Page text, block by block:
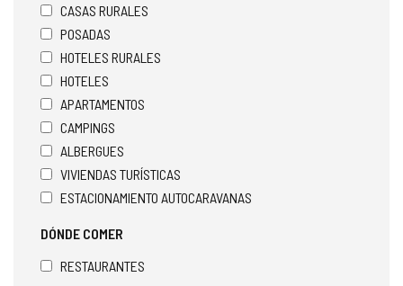
CASAS RURALES
POSADAS
HOTELES RURALES
HOTELES
APARTAMENTOS
CAMPINGS
ALBERGUES
VIVIENDAS TURÍSTICAS
ESTACIONAMIENTO AUTOCARAVANAS
DÓNDE COMER
RESTAURANTES